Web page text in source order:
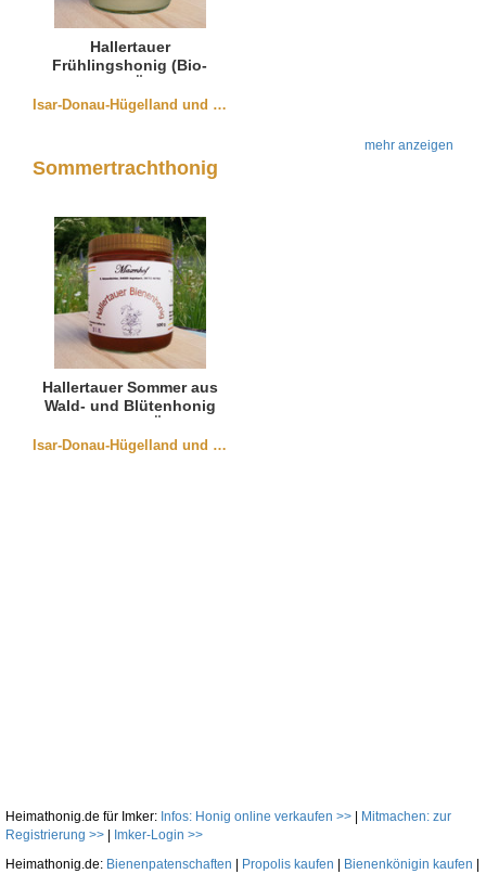
Hallertauer
Frühlingshonig (Bio-
Isar-Donau-Hügelland und der Oberpfalz
mehr anzeigen
Sommertrachthonig
Hallertauer Sommer aus
Wald- und Blütenhonig
Isar-Donau-Hügelland und der Oberpfalz
Heimathonig.de für Imker: Infos: Honig online verkaufen >>
Mitmachen: zur
Registrierung >>
Imker-Login >>
Heimathonig.de: Bienenpatenschaften Propolis kaufen Bienenkönigin kaufen